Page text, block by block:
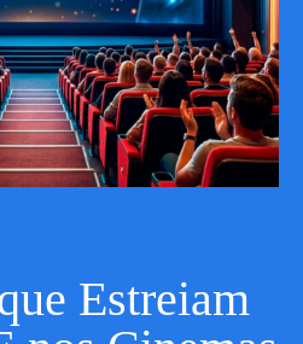
Estreiam